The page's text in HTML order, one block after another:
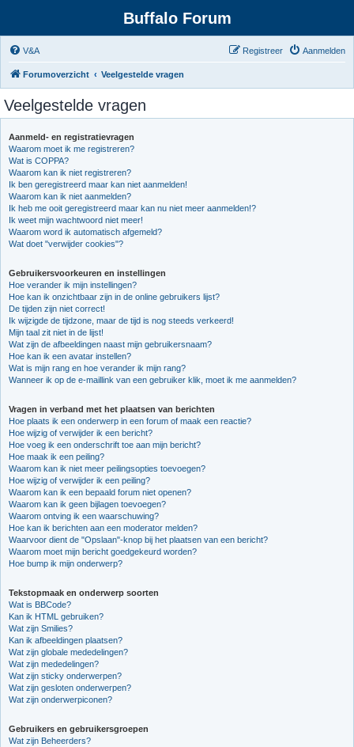
Buffalo Forum
V&A Aanmelden
Registreer
Forumoverzicht Veelgestelde vragen
Veelgestelde vragen
Aanmeld- en registratievragen
Waarom moet ik me registreren?
Wat is COPPA?
Waarom kan ik niet registreren?
Ik ben geregistreerd maar kan niet aanmelden!
Waarom kan ik niet aanmelden?
Ik heb me ooit geregistreerd maar kan nu niet meer aanmelden!?
Ik weet mijn wachtwoord niet meer!
Waarom word ik automatisch afgemeld?
Wat doet "verwijder cookies"?
Gebruikersvoorkeuren en instellingen
Hoe verander ik mijn instellingen?
Hoe kan ik onzichtbaar zijn in de online gebruikers lijst?
De tijden zijn niet correct!
Ik wijzigde de tijdzone, maar de tijd is nog steeds verkeerd!
Mijn taal zit niet in de lijst!
Wat zijn de afbeeldingen naast mijn gebruikersnaam?
Hoe kan ik een avatar instellen?
Wat is mijn rang en hoe verander ik mijn rang?
Wanneer ik op de e-maillink van een gebruiker klik, moet ik me aanmelden?
Vragen in verband met het plaatsen van berichten
Hoe plaats ik een onderwerp in een forum of maak een reactie?
Hoe wijzig of verwijder ik een bericht?
Hoe voeg ik een onderschrift toe aan mijn bericht?
Hoe maak ik een peiling?
Waarom kan ik niet meer peilingsopties toevoegen?
Hoe wijzig of verwijder ik een peiling?
Waarom kan ik een bepaald forum niet openen?
Waarom kan ik geen bijlagen toevoegen?
Waarom ontving ik een waarschuwing?
Hoe kan ik berichten aan een moderator melden?
Waarvoor dient de "Opslaan"-knop bij het plaatsen van een bericht?
Waarom moet mijn bericht goedgekeurd worden?
Hoe bump ik mijn onderwerp?
Tekstopmaak en onderwerp soorten
Wat is BBCode?
Kan ik HTML gebruiken?
Wat zijn Smilies?
Kan ik afbeeldingen plaatsen?
Wat zijn globale mededelingen?
Wat zijn mededelingen?
Wat zijn sticky onderwerpen?
Wat zijn gesloten onderwerpen?
Wat zijn onderwerpiconen?
Gebruikers en gebruikersgroepen
Wat zijn Beheerders?